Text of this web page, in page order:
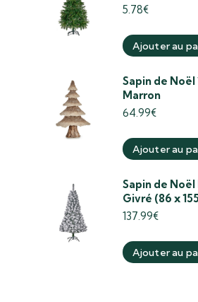
5.78€
Ajouter au
Sapin de Noël
Marron
64.99€
Ajouter au
Sapin de
Givré (86 x
137.99€
Ajouter au